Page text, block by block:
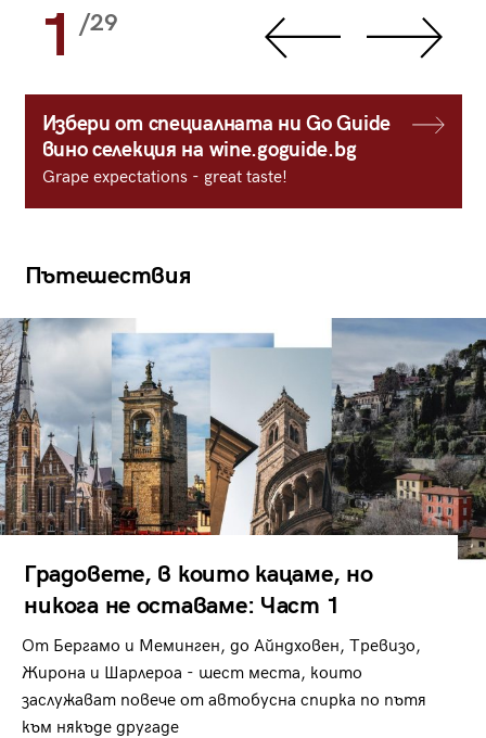
1 /29
Избери от специалната ни Go Guide
вино селекция на wine.goguide.bg
Grape expectations - great taste!
Пътешествия
Градовете, в които кацаме, но
никога не оставаме: Част 1
От Бергамо и Меминген, до Айндховен, Тревизо,
Жирона и Шарлероа - шест места, които
заслужават повече от автобусна спирка по пътя
към някъде другаде